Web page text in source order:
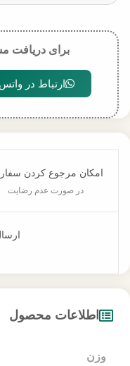
برای دریافت
ارتباط در
امکان مرجوع کردن
در صورت عدم رضایت
اطلاعات محصول
وزن